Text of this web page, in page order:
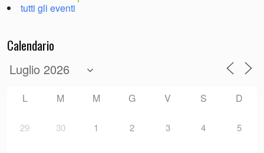
tutti gli eventi
Calendario
L M M G V S D
29 30 1 2 3 4 5